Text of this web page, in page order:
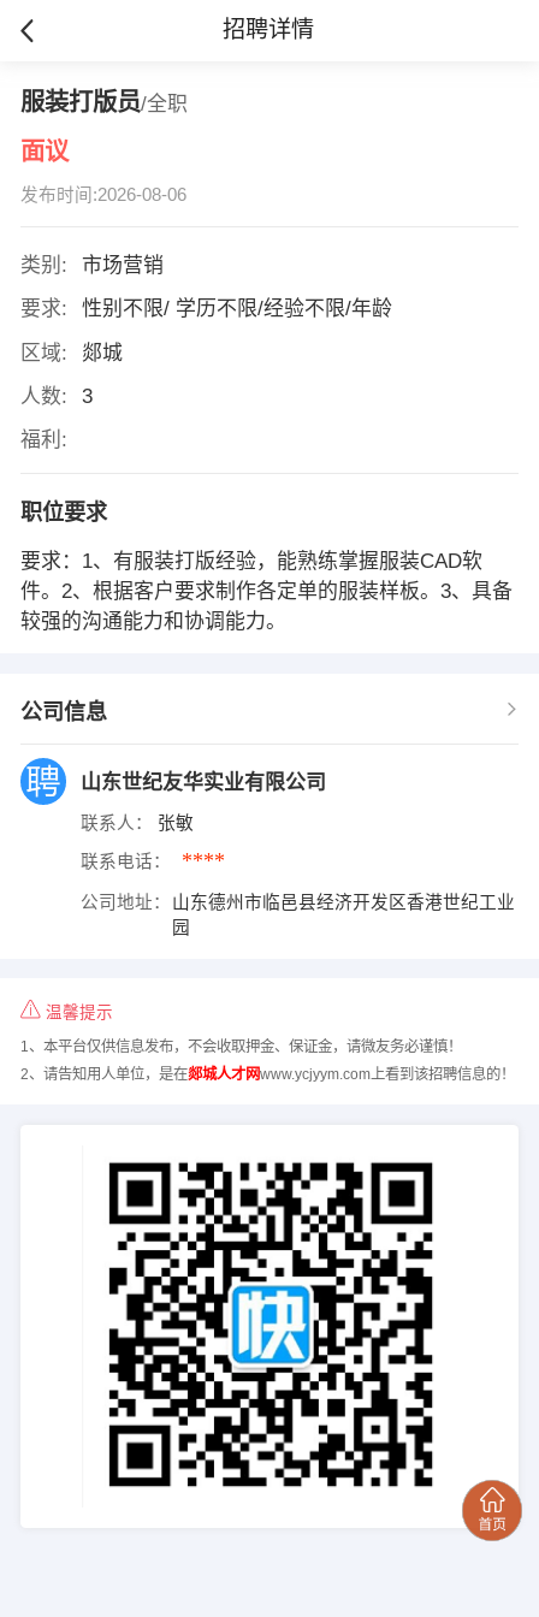
招聘详情
服装打版员/全职
面议
发布时间:2026-08-06
类别:
市场营销
要求:
性别不限/ 学历不限/经验不限/年龄
区域:
郯城
人数:
3
福利:
职位要求
要求：1、有服装打版经验，能熟练掌握服装CAD软
件。2、根据客户要求制作各定单的服装样板。3、具备
较强的沟通能力和协调能力。
公司信息
山东世纪友华实业有限公司
联系人： 张敏
联系电话： ****
公司地址：
山东德州市临邑县经济开发区香港世纪工业
园
温馨提示
1、本平台仅供信息发布，不会收取押金、保证金，请微友务必谨慎！
2、请告知用人单位，是在郯城人才网www.ycjyym.com上看到该招聘信息的！